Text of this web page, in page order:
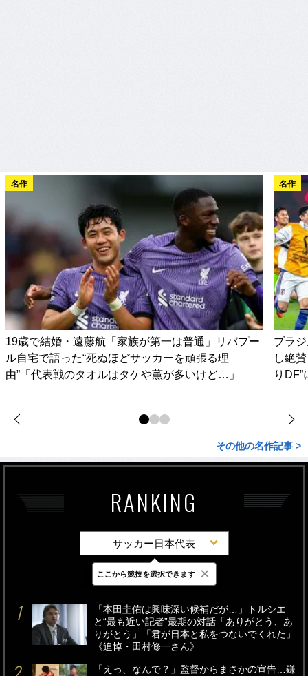
名作
19歳で結婚・遠藤航「家族が第一は普通」リバプー
ル自宅で語った“死ぬほどサッカーを頑張る理
由”「代表戦のタオルはタケや薫が多いけど…」
名作
ブラ
し絶
り
その他の名作記事 >
RANKING
サッカー日本代表
最新 24時間 週間
「本田圭佑は興味深い候補だが…」トルシエ
と“最も近い記者”最期の対話「ありがとう、あ
りがとう」「君が日本と私をつないでくれた」
《追悼・田村修一さん》
「えっ、なんで？」監督からまさかの宣告…鎌
ここから競技を選択できます ×